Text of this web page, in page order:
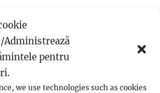
Administrează
pentru
we use technologies such as cookies
ASUPRA
DATELOR CU
PERSONAL